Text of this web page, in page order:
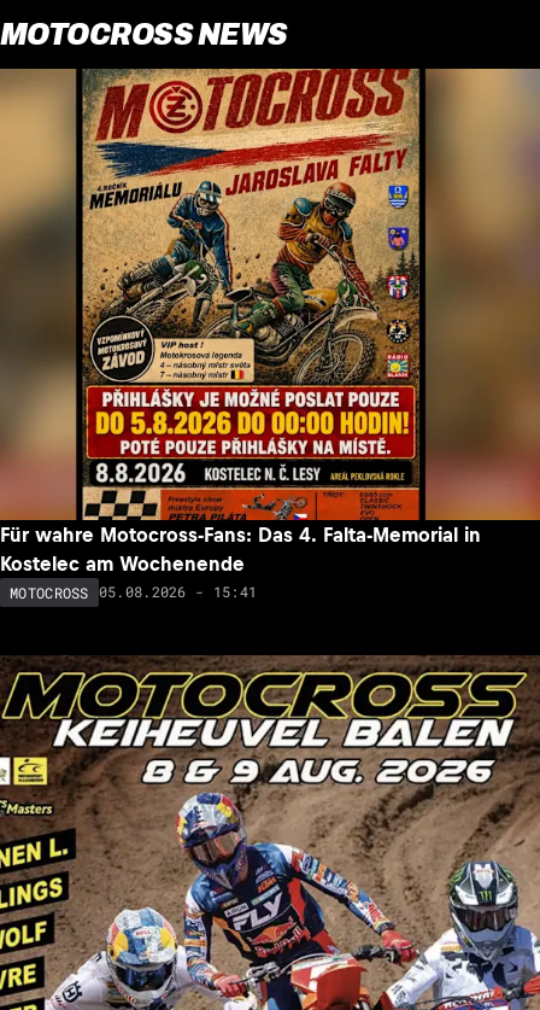
MOTOCROSS NEWS
Für wahre Motocross-Fans: Das 4. Falta-Memorial in
Kostelec am Wochenende
MOTOCROSS 05.08.2026 - 15:41